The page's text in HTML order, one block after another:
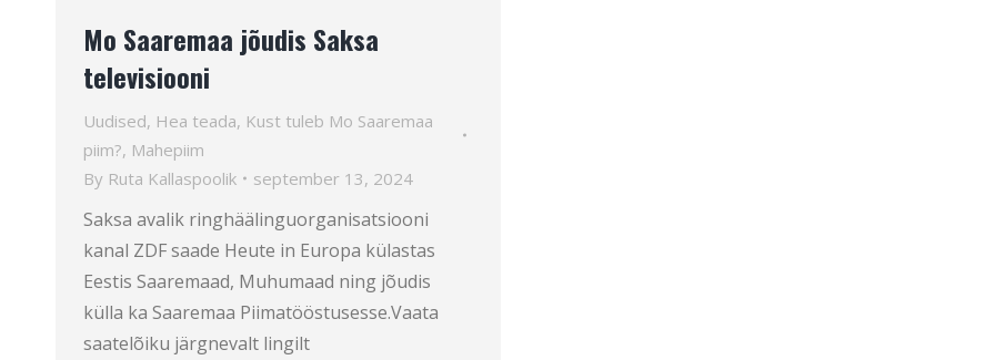
Mo Saaremaa jõudis Saksa
televisiooni
Uudised, Hea teada, Kust tuleb Mo Saaremaa
piim?, Mahepiim
By Ruta Kallaspoolik september 13, 2024
Saksa avalik ringhäälinguorganisatsiooni
kanal ZDF saade Heute in Europa külastas
Eestis Saaremaad, Muhumaad ning jõudis
külla ka Saaremaa Piimatööstusesse.Vaata
saatelõiku järgnevalt lingilt